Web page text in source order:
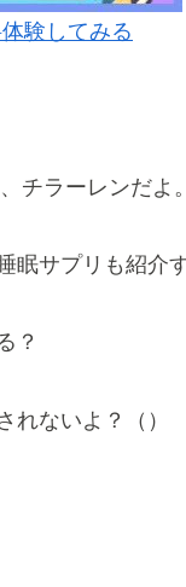
験してみる
チラーレンだよ。
サプリも紹介す
？
れないよ？（）